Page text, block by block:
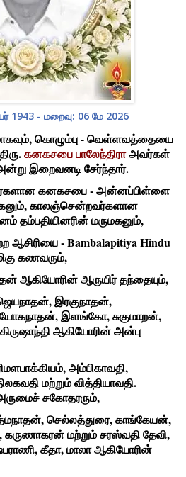
1943 - மறைவு: 06 மே 2026
கொழும்பு - வெள்ளவத்தையை
கனகசபை பாலேந்திராஅவர்கள்
இறைவனடி சேர்ந்தார்.
கனகசபை - அன்னப்பிள்ளை
காலஞ்சென்றவர்களான
தம்பதியினரின் மருமகனும்,
ஆசிரியை - Bambalapitiya Hindu
கணவரும்,
ஆகியோரின் ஆருயிர் தந்தையும்,
இரகுநாதன்,
இளங்கோ, சுகுமாறன்,
ஆகியோரின் அன்பு
அம்பிகாவதி,
மற்றும் வித்தியாவதி.
சகோதரரும்,
செல்லத்துரை, காங்கேயன்,
மற்றும் சரஸ்வதி தேவி,
கீதா, மாலா ஆகியோரின்